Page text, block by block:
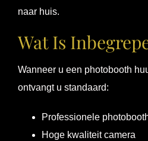
naar huis.
Wat Is
Wanneer u een photobooth
ontvangt u standaard:
Professionele
Hoge kwaliteit camera